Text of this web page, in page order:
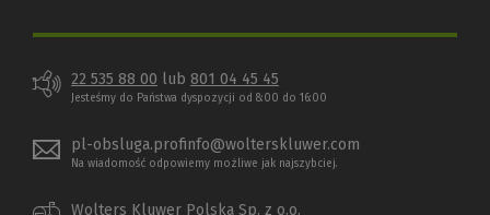
22 535 88 00 lub 801 04 45 45
Jesteśmy do Państwa dyspozycji od 8:00 do 16:00
pl-obsluga.profinfo@wolterskluwer.com
Na wiadomość odpowiemy możliwe jak najszybciej.
Wolters Kluwer Polska Sp. z o.o.